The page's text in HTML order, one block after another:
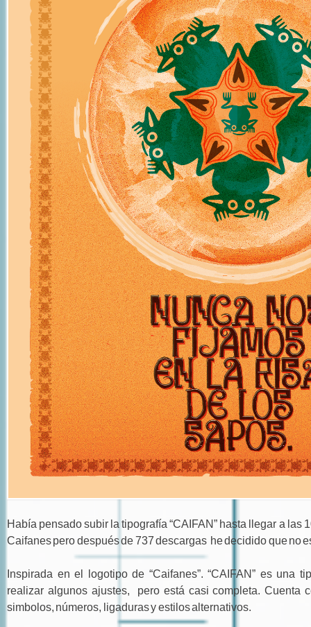
Había pensado subir la tipografía “CAIFAN” hasta llegar a las
Caifanes pero después de 737 descargas he decidido que no
Inspirada en el logotipo de “Caifanes”. “CAIFAN” es una
realizar algunos ajustes, pero está casi completa. Cuenta
simbolos, números, ligaduras y estilos alternativos.